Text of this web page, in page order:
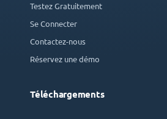
Testez Gratuitement
Se Connecter
Contactez-nous
Réservez une démo
Téléchargements